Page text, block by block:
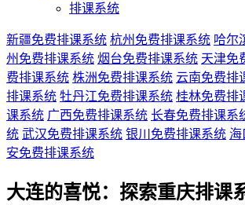
排课系统
新疆免费排课系统 杭州免费排课系统 哈尔
州免费排课系统 烟台免费排课系统 天津免
费排课系统 株洲免费排课系统 云南免费排
排课系统 牡丹江免费排课系统 桂林免费排
课系统 广西免费排课系统 长春免费排课系
统 武汉免费排课系统 银川免费排课系统 海
安免费排课系统
大连的喜悦：探索重庆排课